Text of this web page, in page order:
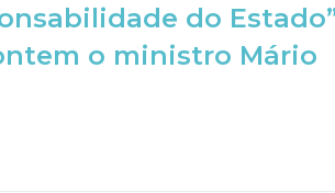
do
o ministro Mário